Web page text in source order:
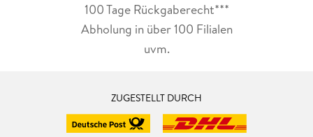
100 Tage Rückgaberecht***
Abholung in über 100 Filialen
uvm.
ZUGESTELLT DURCH